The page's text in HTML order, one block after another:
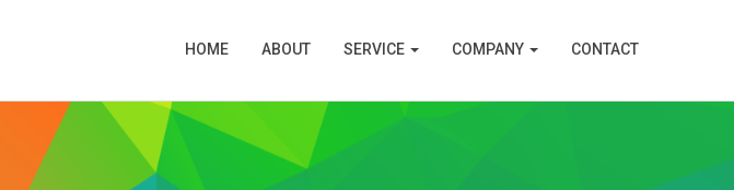
HOME ABOUT SERVICE COMPANY CONTACT